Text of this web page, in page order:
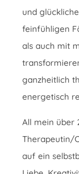
und
feinfühligen
als auch mit
ganzheitlich
energetisch
All mein über
Therapeutin/
auf ein